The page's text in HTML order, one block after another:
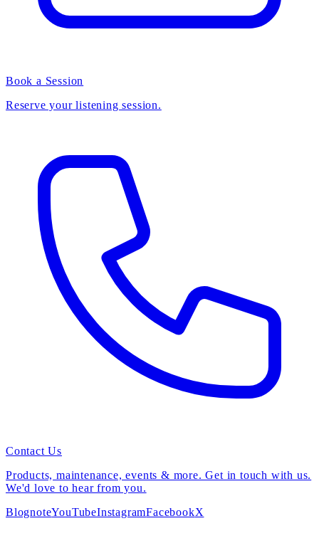
Book a Session
Reserve your listening session.
Contact Us
Products, maintenance, events & more. Get in touch with us.
We'd love to hear from you.
BlognoteYouTubeInstagramFacebookX